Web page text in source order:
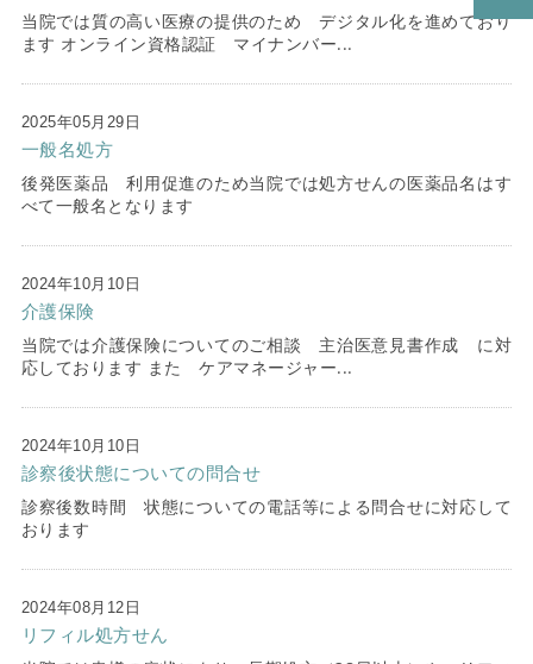
当院では質の高い医療の提供のため デジタル化を進めており
ます オンライン資格認証 マイナンバー...
2025年05月29日
一般名処方
後発医薬品 利用促進のため当院では処方せんの医薬品名はす
べて一般名となります
2024年10月10日
介護保険
当院では介護保険についてのご相談 主治医意見書作成 に対
応しております また ケアマネージャー...
2024年10月10日
診察後状態についての問合せ
診察後数時間 状態についての電話等による問合せに対応して
おります
2024年08月12日
リフィル処方せん